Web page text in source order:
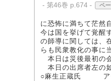
- 第46巻 p.674 - ペ
に恐怖に満ちて茫然
今は国を挙げて覚醒
の師導に関しては、
らも民衆教化の事に
本日は災後最初の
本日の出席者左の
○麻生正蔵氏 アー